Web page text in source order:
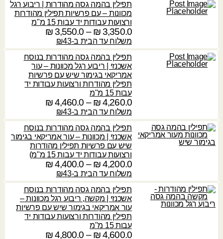
ע
ד
⁦
3
8
0
0
.
⁩
0
.
0
⁩
ע
ד
⁦
,
3
0
.
0
⁩
ם
:
⁦
3
,
9
3
0
.
⁩
ע
ד
⁦
4
1
3
0
.
ח
מ
ח
ר
י
ם
:
⁦
3
,
2
5
0
.
0
⁩
ע
ד
⁦
תפילין בהמה גסה מהודרות | ריבוע רגל
מכוונות – עם פרשיות תפילין מהודרות
ורצועות עבודות יד עבות 15 מ"מ
3,350.0
₪
–
3,550.0
₪ט
ו
ח
מ
ח
ר
ם
:
⁦
3
,
5
0
.
0
₪
משלוח עד הבית ב-₪43
תפילין בהמה גסה מהודרות בנוסח
אשכנזי | ריבוע רגל מכוונות – עור
אמריקאי בגימור שיש עם פרשיות
תפילין מהודרות ורצועות עבודות יד
עבות 15 מ"מ
4,260.0
₪
–
4,460.0
₪ט
ו
ח
מ
ח
י
י
ם
:
⁦
4
,
משלוח עד הבית ב-₪43
תפילין בהמה גסה מהודרות בנוסח
אשכנזי | מכוונות – עור אמריקאי בגימור
שיש עם פרשיות תפילין מהודרות
ורצועות עבודות יד עבות 15 מ"מ)
4,200.0
₪
–
4,400.0
₪ט
ו
ח
מ
ח
ר
משלוח עד הבית ב-₪43
תפילין בהמה גסה מהודרות בנוסח
אשכנזי | מקשה, ריבוע רגל מכוונות –
עור אמריקאי בגימור שיש עם פרשיות
תפילין מהודרות ורצועות עבודות יד
עבות 15 מ"מ
4,600.0
₪
–
4,800.0
₪ט